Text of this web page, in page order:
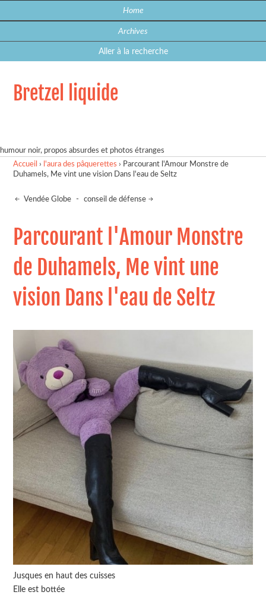
Home
Archives
Aller à la recherche
Bretzel liquide
humour noir, propos absurdes et photos étranges
Accueil › l'aura des pâquerettes › Parcourant l'Amour Monstre de
Duhamels, Me vint une vision Dans l'eau de Seltz
Vendée Globe - conseil de défense
Parcourant l'Amour Monstre
de Duhamels, Me vint une
vision Dans l'eau de Seltz
Jusques en haut des cuisses
Elle est bottée